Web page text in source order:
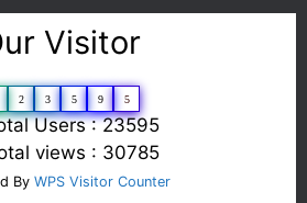
Visitor
2 3 5 9 5
Users : 23595
views : 30785
By WPS Visitor Counter